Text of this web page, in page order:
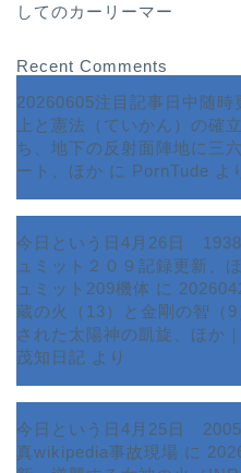
してのカーリーマー
Recent Comments
20260605注目記事日中随
上と憲法（ていかん）の
ち、地下の反射面陣地に三
ート、ほか に PornTude よ
今日という日4月26日
ュミット２０９記録更新、
ュミット209機体 に
蔵の火（13）と金剛の智
された太陽神の凱旋、ほ
茂知日記 より
今日という日4月25日
真wikipedia事故現場 に